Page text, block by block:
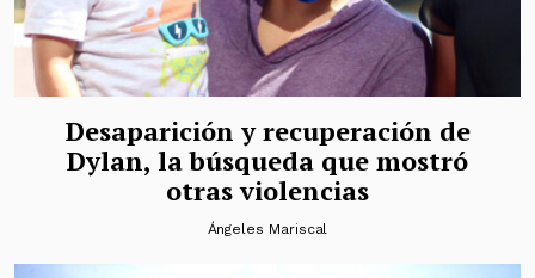
Desaparición y recuperación de
Dylan, la búsqueda que mostró
otras violencias
Ángeles Mariscal